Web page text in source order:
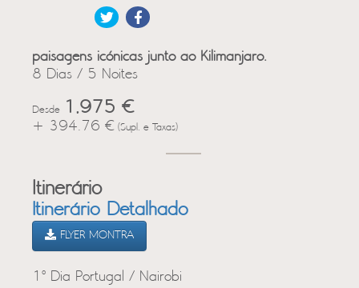
paisagens icónicas junto ao Kilimanjaro.
8 Dias / 5 Noites
Desde 1,975 €
+ 394.76 € (Supl. e Taxas)
Itinerário
Itinerário Detalhado
FLYER MONTRA
1º Dia Portugal / Nairobi